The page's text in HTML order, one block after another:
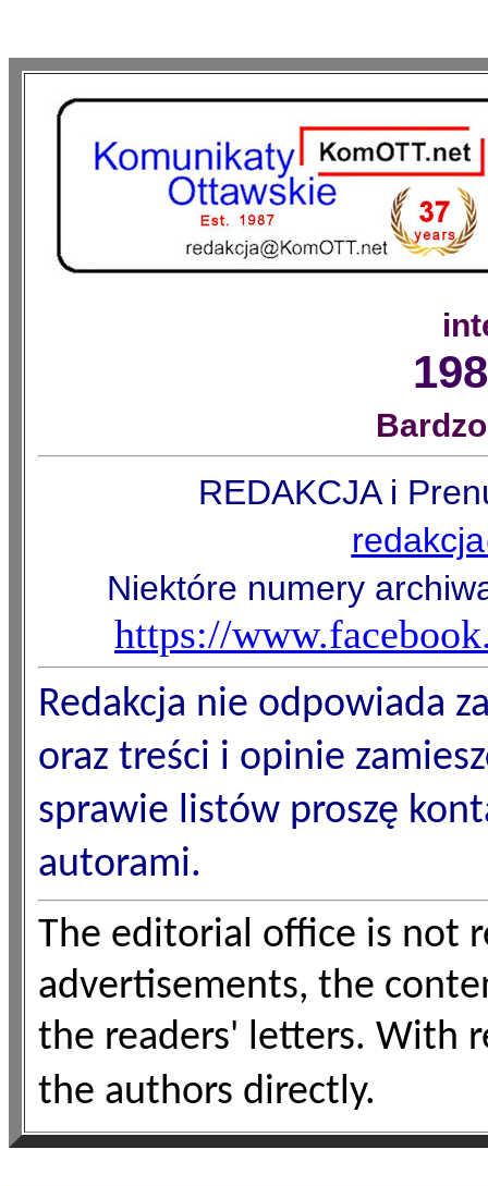
REDAKCJA i
Niektóre numery
https://
Redakcja nie odpowiada
oraz treści i opinie
sprawie listów proszę
autorami.
The editorial office is not
advertisements, the
the readers' letters. With
the authors directly.